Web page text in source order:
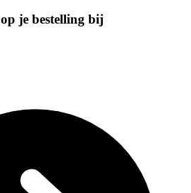
op je bestelling bij